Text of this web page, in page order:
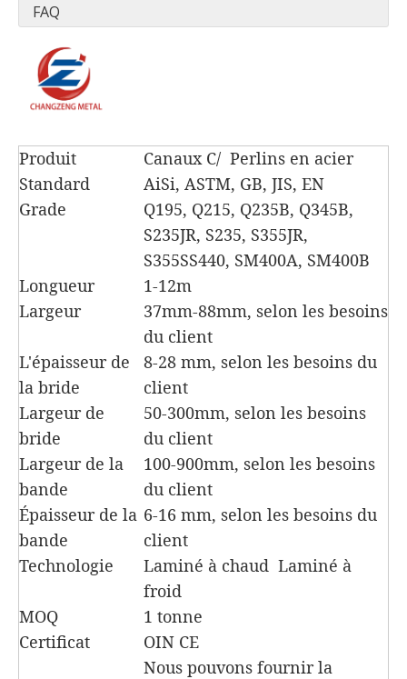
FAQ
Produit
Canaux C/ Perlins en acier
Standard
AiSi, ASTM, GB, JIS, EN
Grade
Q195, Q215, Q235B, Q345B,
S235JR, S235, S355JR,
S355SS440, SM400A, SM400B
Longueur
1-12m
Largeur
37mm-88mm, selon les besoins
du client
L'épaisseur de
la bride
8-28 mm, selon les besoins du
client
Largeur de
bride
50-300mm, selon les besoins
du client
Largeur de la
bande
100-900mm, selon les besoins
du client
Épaisseur de la
bande
6-16 mm, selon les besoins du
client
Technologie
Laminé à chaud Laminé à
froid
MOQ
1 tonne
Certificat
OIN CE
Nous pouvons fournir la